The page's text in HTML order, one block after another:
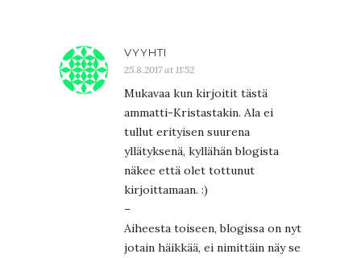
VYYHTI
25.8.2017 at 11:52
Mukavaa kun kirjoitit tästä
ammatti-Kristastakin. Ala ei
tullut erityisen suurena
yllätyksenä, kyllähän blogista
näkee että olet tottunut
kirjoittamaan. :)
–
Aiheesta toiseen, blogissa on nyt
jotain häikkää, ei nimittäin näy se